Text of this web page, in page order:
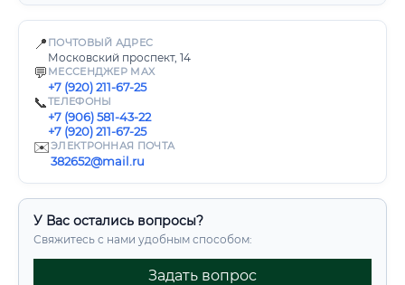
📍 ПОЧТОВЫЙ АДРЕС
Московский проспект, 14
💬 МЕССЕНДЖЕР MAX
+7 (920) 211-67-25
📞ТЕЛЕФОНЫ
+7 (906) 581-43-22
+7 (920) 211-67-25
✉️ЭЛЕКТРОННАЯ ПОЧТА
382652@mail.ru
У Вас остались вопросы?
Свяжитесь с нами удобным способом:
Задать вопрос